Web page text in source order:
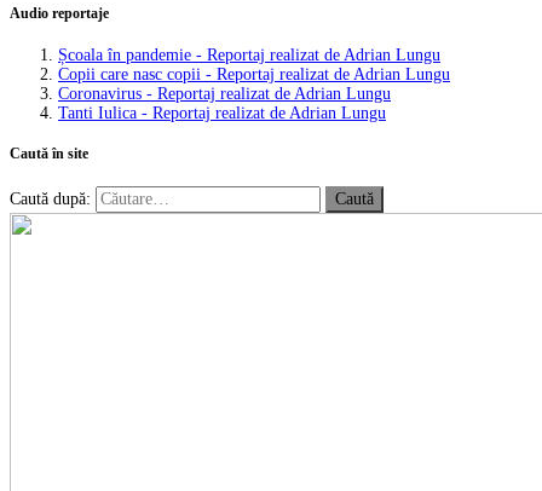
Audio reportaje
Școala în pandemie - Reportaj realizat de Adrian Lungu
Copii care nasc copii - Reportaj realizat de Adrian Lungu
Coronavirus - Reportaj realizat de Adrian Lungu
Tanti Iulica - Reportaj realizat de Adrian Lungu
Caută în site
Caută după: